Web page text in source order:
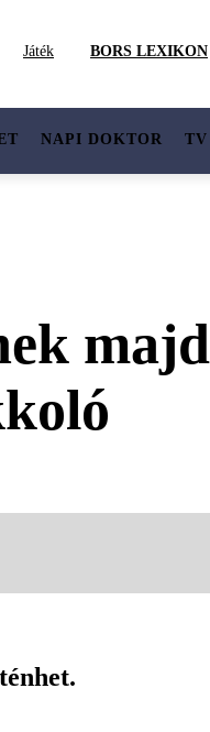
Játék BORS LEXIKON
NAPI DOKTOR TV